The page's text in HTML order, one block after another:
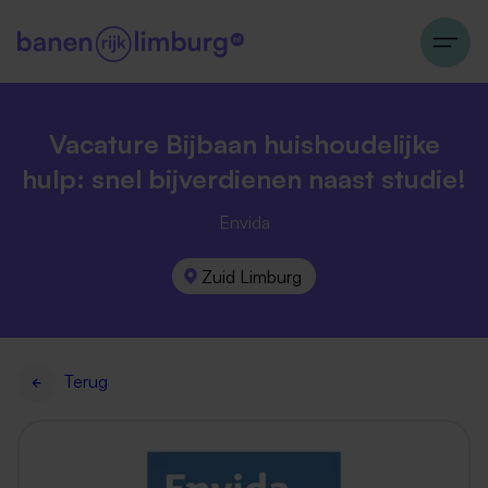
Vacature Bijbaan huishoudelijke
hulp: snel bijverdienen naast studie!
Envida
Zuid Limburg
Terug